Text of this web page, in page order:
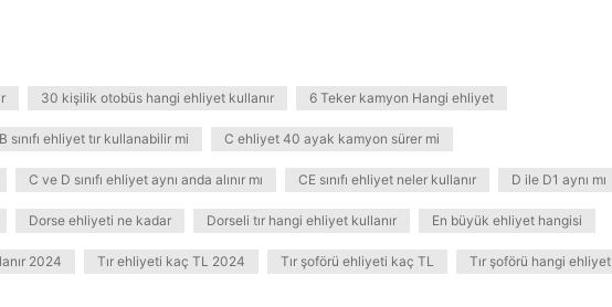
30 kişilik otobüs hangi ehliyet kullanır 6 Teker kamyon Hangi ehliyet
B sınıfı ehliyet tır kullanabilir mi C ehliyet 40 ayak kamyon sürer mi
C ve D sınıfı ehliyet aynı anda alınır mı CE sınıfı ehliyet neler kullanır D ile D1 aynı mı
Dorse ehliyeti ne kadar Dorseli tır hangi ehliyet kullanır En büyük ehliyet hangisi
2024 Tır ehliyeti kaç TL 2024 Tır şoförü ehliyeti kaç TL Tır şoförü hangi ehliyet